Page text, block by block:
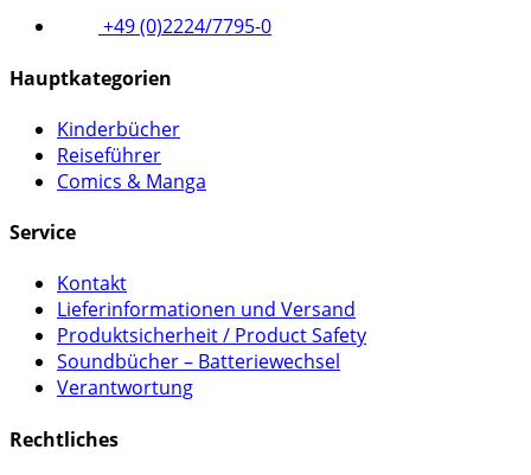
+49 (0)2224/7795-0
Hauptkategorien
Kinderbücher
Reiseführer
Comics & Manga
Service
Kontakt
Lieferinformationen und Versand
Produktsicherheit / Product Safety
Soundbücher – Batteriewechsel
Verantwortung
Rechtliches